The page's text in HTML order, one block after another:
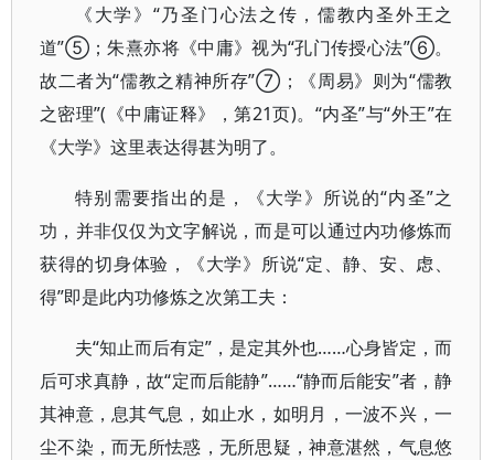
《大学》“乃圣门心法之传，儒教内圣外王之
道”⑤；朱熹亦将《中庸》视为“孔门传授心法”⑥。
故二者为“儒教之精神所存”⑦；《周易》则为“儒教
之密理”(《中庸证释》，第21页)。“内圣”与“外王”在
《大学》这里表达得甚为明了。
特别需要指出的是，《大学》所说的“内圣”之
功，并非仅仅为文字解说，而是可以通过内功修炼而
获得的切身体验，《大学》所说“定、静、安、虑、
得”即是此内功修炼之次第工夫：
夫“知止而后有定”，是定其外也……心身皆定，而
后可求真静，故“定而后能静”……“静而后能安”者，静
其神意，息其气息，如止水，如明月，一波不兴，一
尘不染，而无所怯惑，无所思疑，神意湛然，气息悠